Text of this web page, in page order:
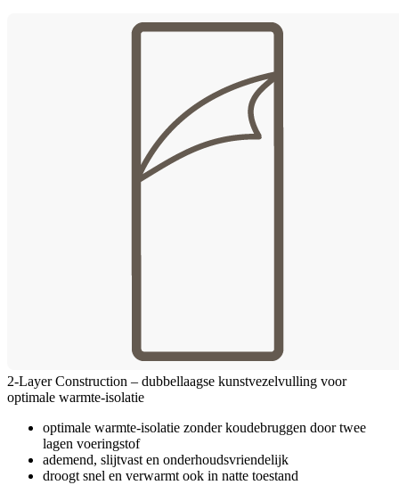
2-Layer Construction – dubbellaagse kunstvezelvulling voor
optimale warmte-isolatie
optimale warmte-isolatie zonder koudebruggen door twee
lagen voeringstof
ademend, slijtvast en onderhoudsvriendelijk
droogt snel en verwarmt ook in natte toestand